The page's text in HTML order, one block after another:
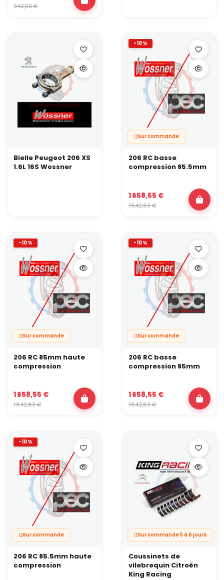
942,00 €
Bielle Peugeot 206 XS
1.6L 16S Wossner
-10%
Sur commande
206 RC basse
compression 85.5mm
1 658,55 €
1 842,83 €
-10%
Sur commande
206 RC 85mm haute
compression
1 658,55 €
1 842,83 €
-10%
Sur commande
206 RC basse
compression 85mm
1 658,55 €
1 842,83 €
-10%
Sur commande
206 RC 85.5mm haute
compression
Sur commande 5 à 6 jours
Coussinets de
vilebrequin Citroën
King Racing